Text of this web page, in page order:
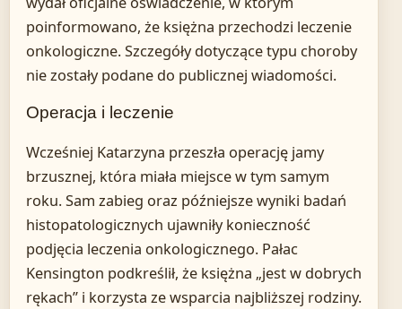
poinformowano, że księżna przechodzi leczenie
onkologiczne. Szczegóły dotyczące typu choroby
nie zostały podane do publicznej wiadomości.
Operacja i leczenie
Wcześniej Katarzyna przeszła operację jamy
brzusznej, która miała miejsce w tym samym
roku. Sam zabieg oraz późniejsze wyniki badań
histopatologicznych ujawniły konieczność
podjęcia leczenia onkologicznego. Pałac
Kensington podkreślił, że księżna „jest w dobrych
rękach” i korzysta ze wsparcia najbliższej rodziny.